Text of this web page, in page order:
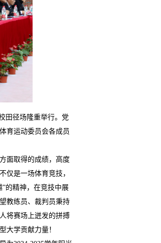
田径场隆重举行。 党
育运动委员会各成员
面取得的成绩，高度
仅是一场体育竞技，
的精神，在竞技中展
教练员、裁判员秉持
将赛场上迸发的拼搏
大学贡献力量！